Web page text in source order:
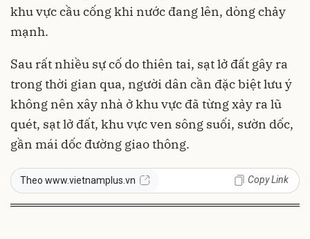
khu vực cầu cống khi nước đang lên, dòng chảy
mạnh.
Sau rất nhiều sự cố do thiên tai, sạt lở đất gây ra
trong thời gian qua, người dân cần đặc biệt lưu ý
không nên xây nhà ở khu vực đã từng xảy ra lũ
quét, sạt lở đất, khu vực ven sông suối, sườn dốc,
gần mái dốc đường giao thông.
Theo www.vietnamplus.vn Copy Link